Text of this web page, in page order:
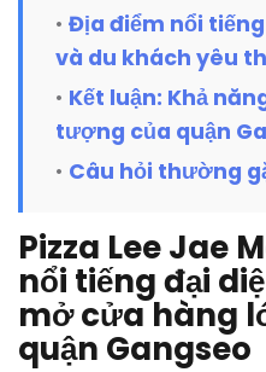
Địa điểm nổi
và du khách yêu
Kết luận: Khả
tượng của quận
Câu hỏi thường
Pizza Lee Jae
nổi tiếng đại
mở cửa hàng
quận Gangseo